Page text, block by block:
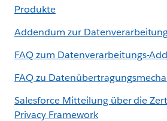
Produkte
Addendum zur
FAQ zum Datenverarbeitungs-
FAQ zu
Salesforce Mitteilung über die
Privacy Framework